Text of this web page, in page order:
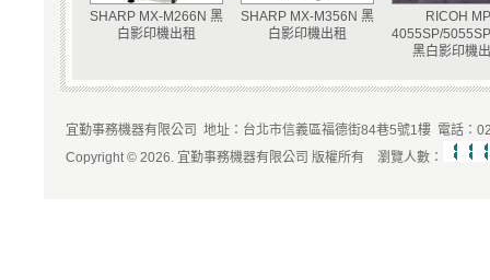
SHARP MX-M266N 黑
白影印機出租
SHARP MX-M356N 黑
白影印機出租
RICOH MP
4055SP/
黑白影印機
宜勤事務機器有限公司 地址：台北市信義區福德街84巷5號1樓 電話：
Copyright © 2026. 宜勤事務機器有限公司 版權所有 瀏覽人數：